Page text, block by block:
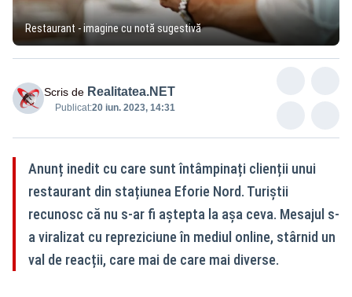
Restaurant - imagine cu notă sugestivă
Scris de Realitatea.NET
Publicat:20 iun. 2023, 14:31
Anunț inedit cu care sunt întâmpinați clienții unui
restaurant din stațiunea Eforie Nord. Turiștii
recunosc că nu s-ar fi aștepta la așa ceva. Mesajul s-
a viralizat cu repreziciune în mediul online, stârnid un
val de reacții, care mai de care mai diverse.